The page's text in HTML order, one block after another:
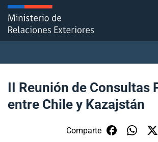
Click acá para ir directamente al contenido
Ministerio
Política Exterior
II Reunión de Consultas
entre Chile y Kazajstán
Comparte